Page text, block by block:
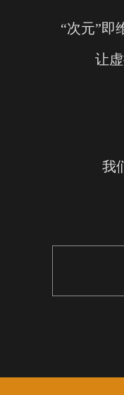
“次元”即
让
我